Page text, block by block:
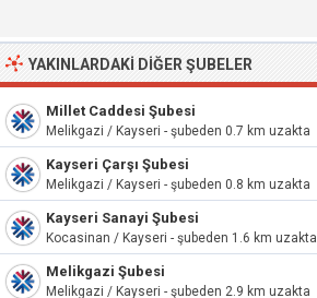
YAKINLARDAKI DIĞER ŞUBELER
Millet Caddesi Şubesi
Melikgazi / Kayseri - şubeden 0.7 km uzakta
Kayseri Çarşı Şubesi
Melikgazi / Kayseri - şubeden 0.8 km uzakta
Kayseri Sanayi Şubesi
Kocasinan / Kayseri - şubeden 1.6 km uzakta
Melikgazi Şubesi
Melikgazi / Kayseri - şubeden 2.9 km uzakta